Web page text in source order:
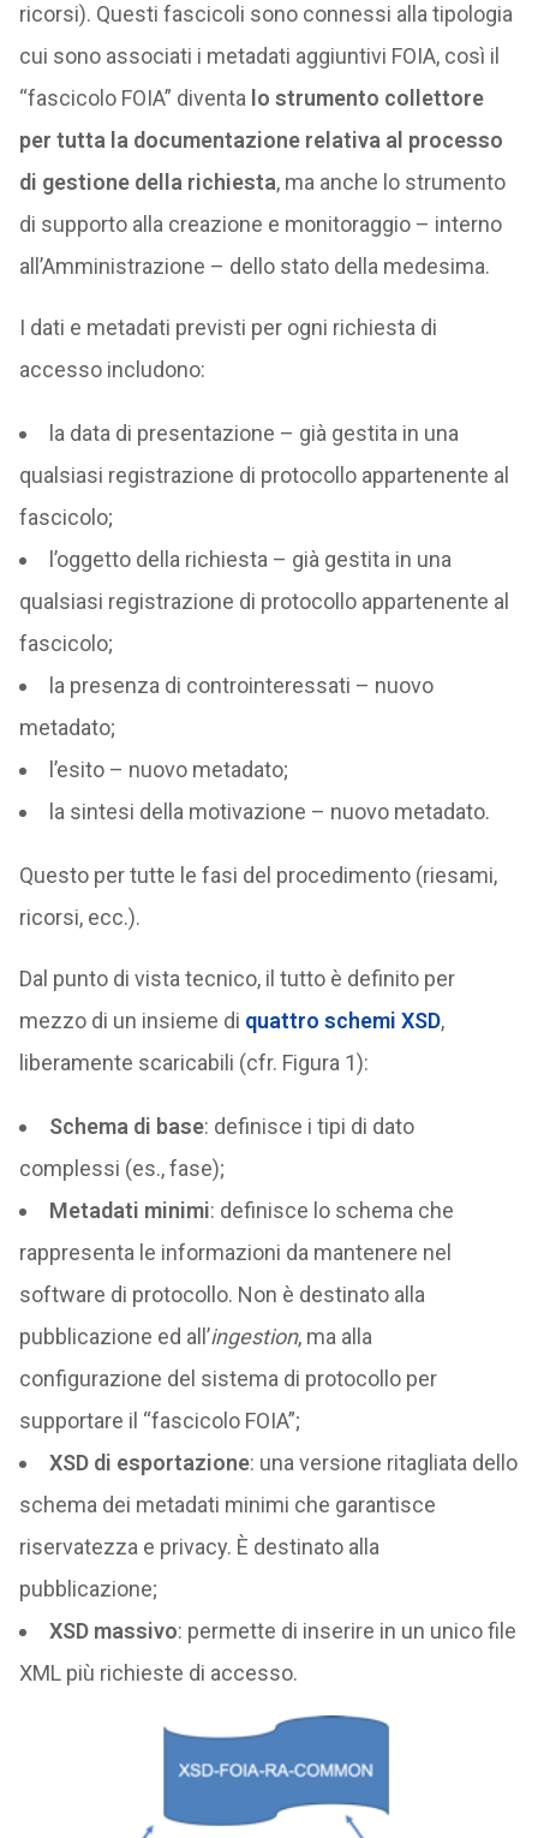
ricorsi). Questi fascicoli sono connessi alla tipologia
cui sono associati i metadati aggiuntivi FOIA, così il
“fascicolo FOIA” diventa lo strumento collettore
per tutta la documentazione relativa al processo
di gestione della richiesta, ma anche lo strumento
di supporto alla creazione e monitoraggio – interno
all’Amministrazione – dello stato della medesima.
I dati e metadati previsti per ogni richiesta di
accesso includono:
la data di presentazione – già gestita in una
qualsiasi registrazione di protocollo appartenente al
fascicolo;
l’oggetto della richiesta – già gestita in una
qualsiasi registrazione di protocollo appartenente al
fascicolo;
la presenza di controinteressati – nuovo
metadato;
l’esito – nuovo metadato;
la sintesi della motivazione – nuovo metadato.
Questo per tutte le fasi del procedimento (riesami,
ricorsi, ecc.).
Dal punto di vista tecnico, il tutto è definito per
mezzo di un insieme di quattro schemi XSD,
liberamente scaricabili (cfr. Figura 1):
Schema di base: definisce i tipi di dato
complessi (es., fase);
Metadati minimi: definisce lo schema che
rappresenta le informazioni da mantenere nel
software di protocollo. Non è destinato alla
pubblicazione ed all’ingestion, ma alla
configurazione del sistema di protocollo per
supportare il “fascicolo FOIA”;
XSD di esportazione: una versione ritagliata dello
schema dei metadati minimi che garantisce
riservatezza e privacy. È destinato alla
pubblicazione;
XSD massivo: permette di inserire in un unico file
XML più richieste di accesso.